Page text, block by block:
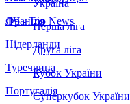
Франція
Нідерланди
Туреччина
Португалія
ЛЧ - Top News
Україна
Перша ліга
Друга ліга
Кубок України
Суперкубок України